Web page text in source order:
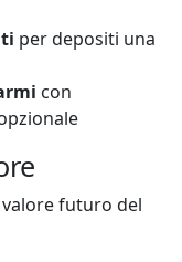
per depositi una
con
futuro del